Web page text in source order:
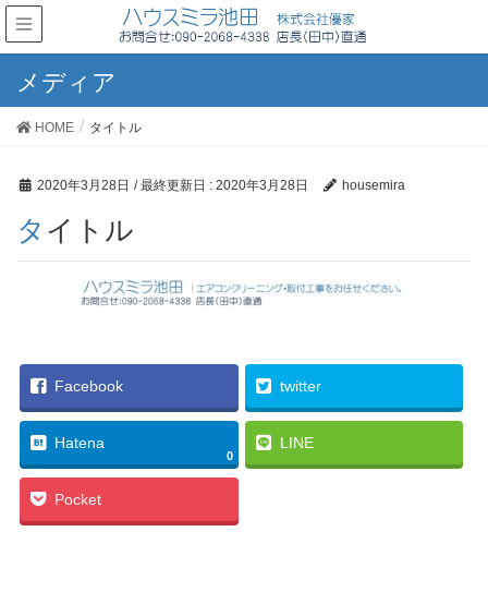
メディア
HOME タイトル
2020年3月28日 / 最終更新日 : 2020年3月28日 housemira
タイトル
Facebook twitter
Hatena
0
LINE
Pocket